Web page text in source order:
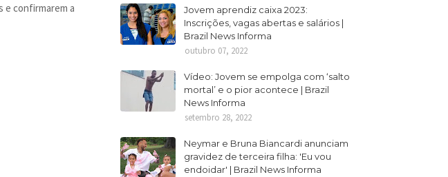
e confirmarem a
Jovem aprendiz caixa 2023:
Inscrições, vagas abertas e salários |
Brazil News Informa
outubro 07, 2022
Vídeo: Jovem se empolga com ‘salto
mortal’ e o pior acontece | Brazil
News Informa
setembro 28, 2022
Neymar e Bruna Biancardi anunciam
gravidez de terceira filha: 'Eu vou
endoidar' | Brazil News Informa